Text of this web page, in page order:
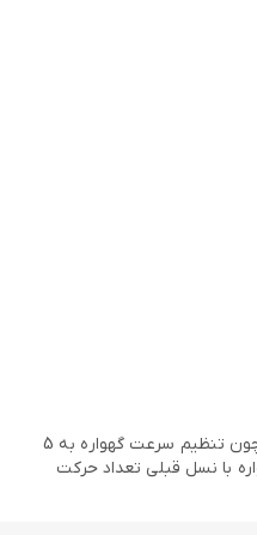
گهواره برقی ماستلا 4در1 کد 8113: یکی از کاربردی‌ترین و مورد پسند‌ترین گهواره برقی موجود در بازار، گهواره برقی ماستلا mastela deluxe 4in1 است ,که با داشتن امکانات و ویژگی‌های جذابی چون تنظیم سرعت گهواره به 5
می‌کند. تفاوت این گهواره با نسل قبلی تعداد حرکت